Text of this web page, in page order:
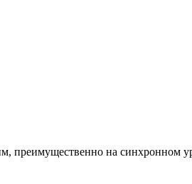
преимущественно на синхронном